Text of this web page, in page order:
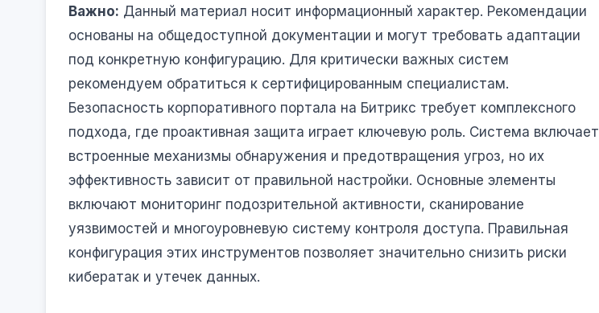
Важно: Данный материал носит информационный характер. Рекомендации
основаны на общедоступной документации и могут требовать адаптации
под конкретную конфигурацию. Для критически важных систем
рекомендуем обратиться к сертифицированным специалистам.
Безопасность корпоративного портала на Битрикс требует комплексного
подхода, где проактивная защита играет ключевую роль. Система включает
встроенные механизмы обнаружения и предотвращения угроз, но их
эффективность зависит от правильной настройки. Основные элементы
включают мониторинг подозрительной активности, сканирование
уязвимостей и многоуровневую систему контроля доступа. Правильная
конфигурация этих инструментов позволяет значительно снизить риски
кибератак и утечек данных.